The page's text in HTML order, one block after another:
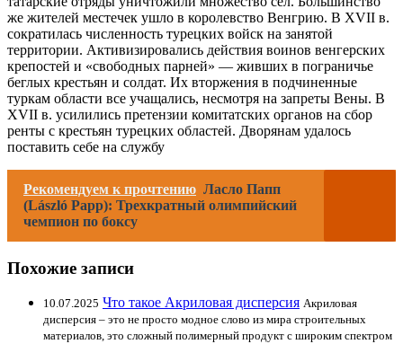
же жителей местечек ушло в королевство Венгрию. В XVII в.
сократилась численность турецких войск на занятой
территории. Активизировались действия воинов венгерских
крепостей и «свободных парней» — живших в пограничье
беглых крестьян и солдат. Их вторжения в подчиненные
туркам области все учащались, несмотря на запреты Вены. В
XVII в. усилились претензии комитатских органов на сбор
ренты с крестьян турецких областей. Дворянам удалось
поставить себе на службу
Рекомендуем к прочтению Ласло Папп
(László Papp): Трехкратный олимпийский
чемпион по боксу
Похожие записи
10.07.2025 Что такое Акриловая дисперсия Акриловая
дисперсия – это не просто модное слово из мира строительных
материалов, это сложный полимерный продукт с широким спектром